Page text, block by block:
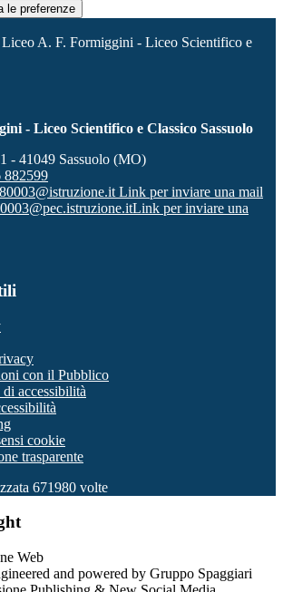
le preferenze
Liceo A. F. Formiggini - Liceo Scientifico e
- Liceo Scientifico e Classico Sassuolo
- 41049 Sassuolo (MO)
882599
Link per inviare una mail
Link per inviare una
con il Pubblico
accessibilità
cookie
trasparente
671980 volte
and powered by Gruppo Spaggiari